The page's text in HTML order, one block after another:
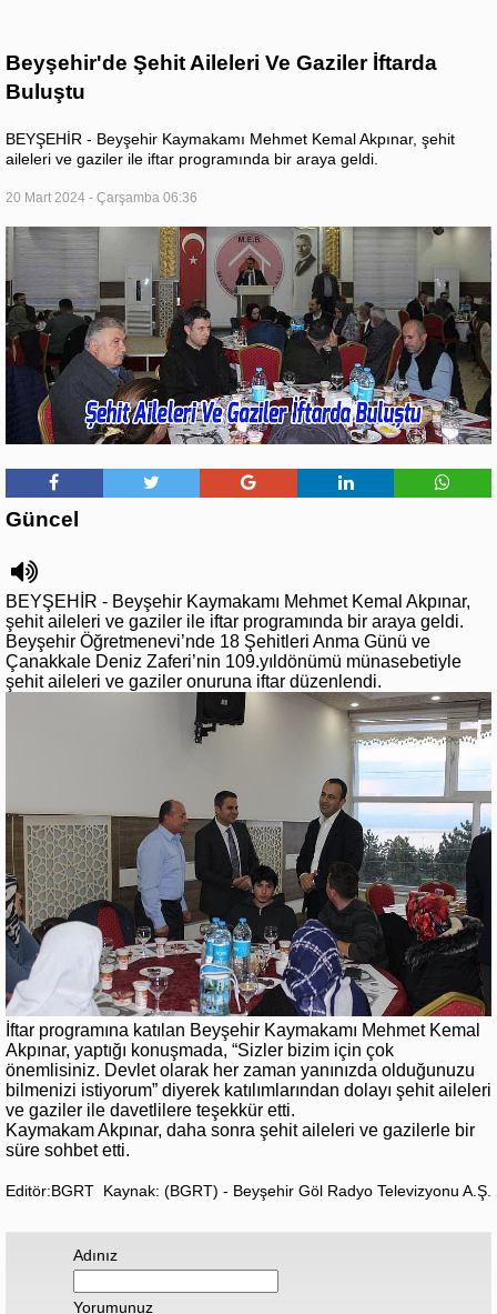
Beyşehir'de Şehit Aileleri Ve Gaziler İftarda
Buluştu
BEYŞEHİR - Beyşehir Kaymakamı Mehmet Kemal Akpınar, şehit
aileleri ve gaziler ile iftar programında bir araya geldi.
20 Mart 2024 - Çarşamba 06:36
Güncel
BEYŞEHİR - Beyşehir Kaymakamı Mehmet Kemal Akpınar,
şehit aileleri ve gaziler ile iftar programında bir araya geldi.
Beyşehir Öğretmenevi’nde 18 Şehitleri Anma Günü ve
Çanakkale Deniz Zaferi’nin 109.yıldönümü münasebetiyle
şehit aileleri ve gaziler onuruna iftar düzenlendi.
İftar programına katılan Beyşehir Kaymakamı Mehmet Kemal
Akpınar, yaptığı konuşmada, “Sizler bizim için çok
önemlisiniz. Devlet olarak her zaman yanınızda olduğunuzu
bilmenizi istiyorum” diyerek katılımlarından dolayı şehit aileleri
ve gaziler ile davetlilere teşekkür etti.
Kaymakam Akpınar, daha sonra şehit aileleri ve gazilerle bir
süre sohbet etti.
Editör:BGRT Kaynak: (BGRT) - Beyşehir Göl Radyo Televizyonu A.Ş.
Adınız
Yorumunuz